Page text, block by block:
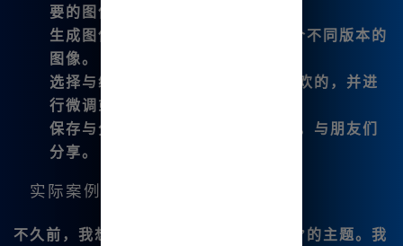
要的图像。
生成图像：
点击生成，我会收到4个不同版本的
图像。
选择与编辑：
在其中挑选出我最喜欢的，并进
行微调或编辑。
保存与分享：
将最终作品保存下来，与朋友们
分享。
实际案例分享
不久前，我想要创作一个关于“梦幻森林”的主题。我